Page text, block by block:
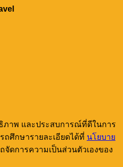
ภาพ และประสบการณ์ที่ดีในการ
ศึกษารายละเอียดได้ที่ นโยบาย
จัดการความเป็นส่วนตัวเองของ